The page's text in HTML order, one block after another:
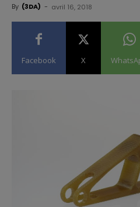
By (3DA) - avril 16, 2018
Facebook X